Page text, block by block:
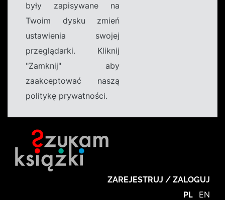
były zapisywane na
Twoim dysku zmień
ustawienia swojej
przeglądarki. Kliknij
"Zamknij" aby
zaakceptować naszą
politykę prywatności.
ZAREJESTRUJ / ZALOGUJ
PL EN